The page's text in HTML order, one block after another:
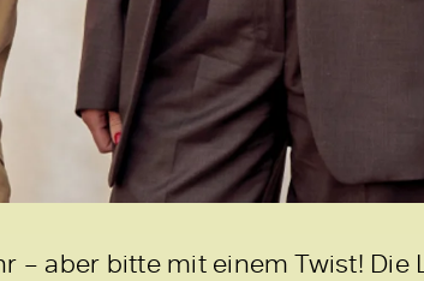
– aber bitte mit einem Twist!